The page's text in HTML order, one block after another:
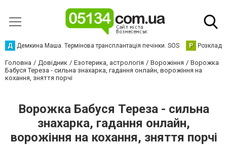
Д Демкина Маша. Термінова трансплантація печінки. SOS Р Розклад
Головна Довідник Езотерика, астрологія Ворожіння
Ворожка
Бабуся Тереза - сильна знахарка, гадання онлайн, ворожіння на
кохання, зняття порчі
Ворожка Бабуся Тереза - сильна
знахарка, гадання онлайн,
ворожіння на кохання, зняття порчі